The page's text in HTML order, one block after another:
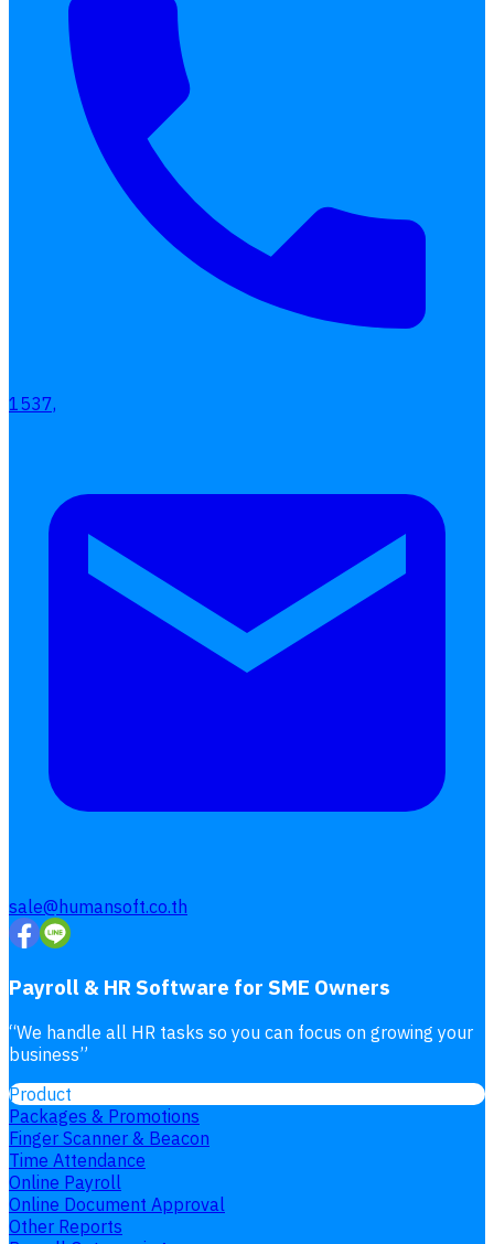
ลางาน
เบี้ยขยัน
แบบฟอร์มประเมินพนักงาน
บริการรับทำเงินเดือน
Soft
1537,
sale@humansoft.co.th
Payroll & HR Software for SME Owners
“We handle all HR tasks so you can focus on growing your
business”
Product
Packages & Promotions
Finger Scanner & Beacon
Time Attendance
Online Payroll
Online Document Approval
Other Reports